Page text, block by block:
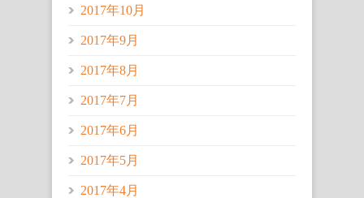
2017年10月
2017年9月
2017年8月
2017年7月
2017年6月
2017年5月
2017年4月